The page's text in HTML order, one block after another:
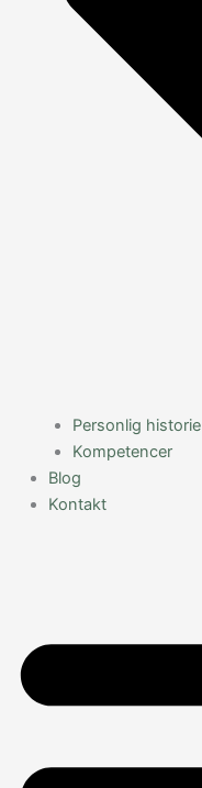
Personlig historie
Kompetencer
Blog
Kontakt